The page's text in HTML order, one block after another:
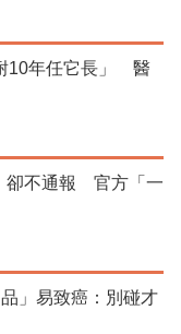
10年任它長」 醫
卻不通報 官方「一
」易致癌：別碰才